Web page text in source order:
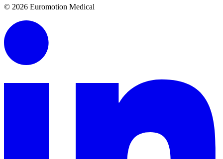
© 2026 Euromotion Medical